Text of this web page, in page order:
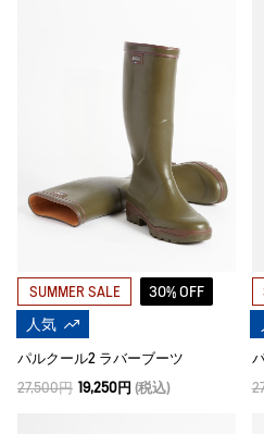
SUMMER SALE
30% OFF
人気
パルクール2 ラバーブーツ
27,500円 19,250円 (税込)